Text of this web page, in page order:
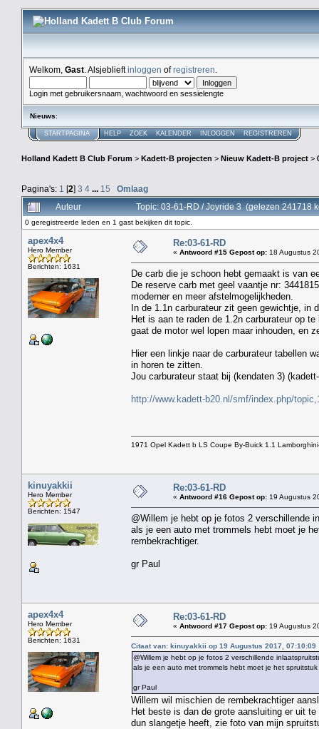
Welkom, Gast . Alsjeblieftinloggen ofregistreren
Login met gebruikersnaam, wachtwoord en sessielengte
Nieuws:
STARTPAGINA HELP ZOEK KALENDER INLOGGEN REGISTREREN
Holland Kadett B Club Forum > Kadett-B projecten > Nieuw Kadett-B project >
Pagina's: 1 [2] 3 4 ... 15
Omlaag
Auteur
Topic: 03-61-RD / Joyride 3 (gelezen 241718
0 geregistreerde leden en 1 gast bekijken dit topic.
apex4x4
Hero Member
Berichten: 1631
Re:03-61-RD
« Antwoord #15 Gepost op: 18 Augustus
De carb die je schoon hebt gemaakt is van
De reserve carb met geel vaantje nr:
moderner en meer afstelmogelijkheden.
In de 1.1n carburateur zit geen gewichtje, in
Het is aan te raden de 1.2n carburateur op
gaat de motor wel lopen maar inhouden, en
Hier een linkje naar de carburateur tabellen
in horen te zitten.
Jou carburateur staat bij (kendaten 3)
http://www.kadett-b20.nl/smf/index.php/
1971 Opel Kadett b LS Coupe By-Buick 1.1
kinuyakkii
Hero Member
Berichten: 1547
Re:03-61-RD
« Antwoord #16 Gepost op: 19 Augustus
@Willem je hebt op je fotos 2 verschillende
als je een auto met trommels hebt moet je
rembekrachtiger.
gr Paul
apex4x4
Hero Member
Berichten: 1631
Re:03-61-RD
« Antwoord #17 Gepost op: 19 Augustus
Citaat van: kinuyakkii op 19 Augustus 2017, 07:10:09
@Willem je hebt op je fotos 2 verschillende
als je een auto met trommels hebt moet je het
gr Paul
Willem wil mischien de rembekrachtiger
Het beste is dan de grote aansluiting er uit
dun slangetje heeft, zie foto van mijn